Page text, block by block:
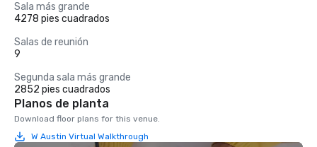
Sala más grande
4278 pies cuadrados
Salas de reunión
9
Segunda sala más grande
2852 pies cuadrados
Planos de planta
Download floor plans for this venue.
W Austin Virtual Walkthrough